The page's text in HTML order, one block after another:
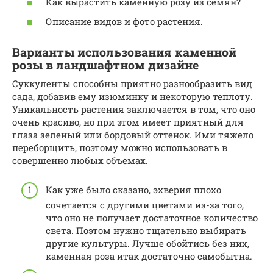
Описание видов и фото растения.
Варианты использования каменной
розы в ландшафтном дизайне
Суккуленты способны приятно разнообразить вид
сада, добавив ему изюминку и некоторую теплоту.
Уникальность растения заключается в том, что оно
очень красиво, но при этом имеет приятный для
глаза зеленый или бордовый оттенок. Ими тяжело
переборщить, поэтому можно использовать в
совершенно любых объемах.
Как уже было сказано, эхверия плохо
сочетается с другими цветами из-за того,
что оно не получает достаточное количество
света. Поэтом нужно тщательно выбирать
другие культуры. Лучше обойтись без них,
каменная роза итак достаточно самобытна.